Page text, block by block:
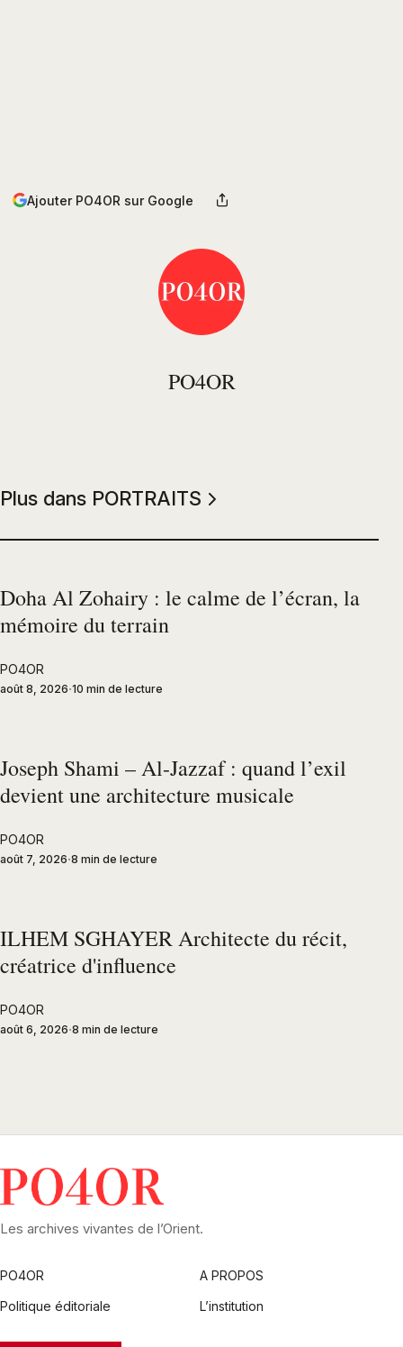
Ajouter PO4OR sur Google
PO4OR
Plus dans PORTRAITS
Doha Al Zohairy : le calme de l’écran, la
mémoire du terrain
PO4OR
août 8, 2026 10 min de lecture
Joseph Shami – Al-Jazzaf : quand l’exil
devient une architecture musicale
PO4OR
août 7, 2026 8 min de lecture
ILHEM SGHAYER Architecte du récit,
créatrice d'influence
PO4OR
août 6, 2026 8 min de lecture
Les archives vivantes de l’Orient.
PO4OR
A PROPOS
Politique éditoriale
L’institution